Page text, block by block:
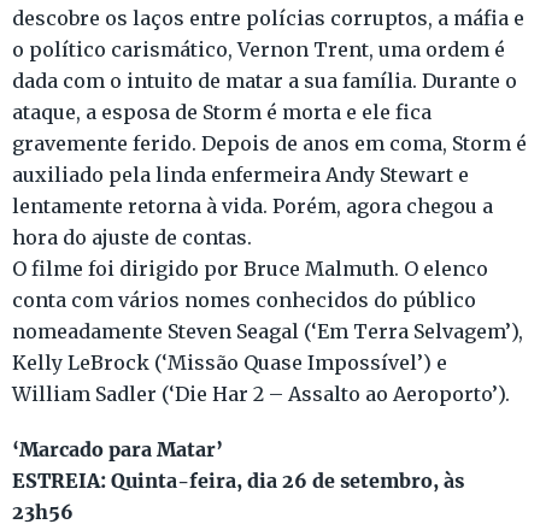
descobre os laços entre polícias corruptos, a máfia e
o político carismático, Vernon Trent, uma ordem é
dada com o intuito de matar a sua família. Durante o
ataque, a esposa de Storm é morta e ele fica
gravemente ferido. Depois de anos em coma, Storm é
auxiliado pela linda enfermeira Andy Stewart e
lentamente retorna à vida. Porém, agora chegou a
hora do ajuste de contas.
O filme foi dirigido por Bruce Malmuth. O elenco
conta com vários nomes conhecidos do público
nomeadamente Steven Seagal (‘Em Terra Selvagem’),
Kelly LeBrock (‘Missão Quase Impossível’) e
William Sadler (‘Die Har 2 – Assalto ao Aeroporto’).
‘Marcado para Matar’
ESTREIA: Quinta-feira, dia 26 de setembro, às
23h56